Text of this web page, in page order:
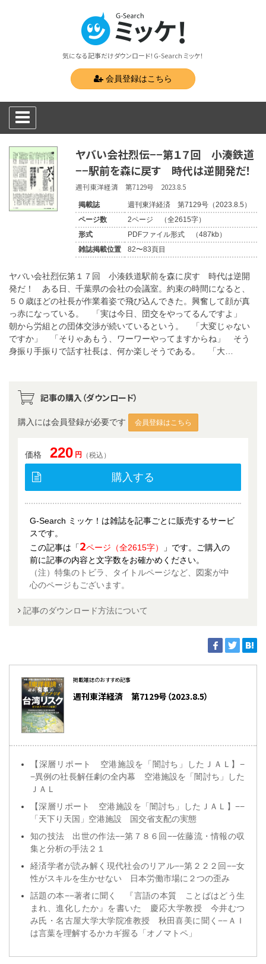
気になる記事だけダウンロード！G-Search ミッケ！
会員登録はこちら
ヤバい会社烈伝−−第１７回 小湊鉄道
−−駅前を森に戻す 時代は逆開発だ！
週刊東洋経済 第7129号 2023.8.5
掲載誌
週刊東洋経済 第7129号（2023.8.5）
ページ数
2ページ （全2615字）
形式
PDFファイル形式 （487kb）
雑誌掲載位置
82〜83頁目
ヤバい会社烈伝第１７回 小湊鉄道駅前を森に戻す 時代は逆開
発だ！ ある日、千葉県の会社の会議室。約束の時間になると、
５０歳ほどの社長が作業着姿で飛び込んできた。興奮して顔が真
っ赤になっている。 「実は今日、団交をやってるんですよ」
朝から労組との団体交渉が続いているという。 「大変じゃない
ですか」 「そりゃあもう、ワーワーやってますからね」 そう
身振り手振りで話す社長は、何か楽しそうである。 「大…
記事の購入（ダウンロード）
購入には会員登録が必要です 会員登録はこちら
価格 220 円 （税込）
購入する
G-Search ミッケ！は雑誌を記事ごとに販売するサービ
スです。
この記事は「2ページ（全2615字）
」です。ご購入の
前に記事の内容と文字数をお確かめください。
（注）特集のトビラ、タイトルページなど、図案が中
心のページもございます。
記事のダウンロード方法について
掲載雑誌のおすすめ記事
週刊東洋経済 第7129号（2023.8.5）
【深層リポート 空港施設を「闇討ち」したＪＡＬ】−
−異例の社長解任劇の全内幕 空港施設を「闇討ち」した
ＪＡＬ
【深層リポート 空港施設を「闇討ち」したＪＡＬ】−−
「天下り天国」空港施設 国交省支配の実態
知の技法 出世の作法−−第７８６回−−佐藤流・情報の収
集と分析の手法２１
経済学者が読み解く現代社会のリアル−−第２２２回−−女
性がスキルを生かせない 日本労働市場に２つの歪み
話題の本−−著者に聞く 『言語の本質 ことばはどう生
まれ、進化したか』を書いた 慶応大学教授 今井むつ
み氏・名古屋大学大学院准教授 秋田喜美に聞く−−ＡＩ
は言葉を理解するかカギ握る「オノマトペ」